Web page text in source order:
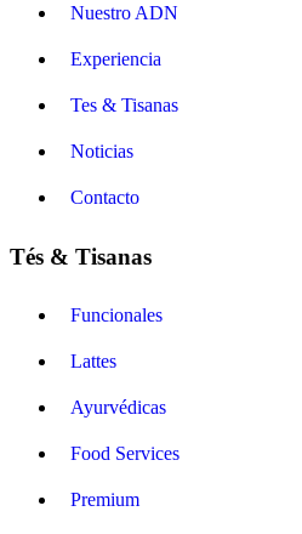
Nuestro ADN
Experiencia
Tes & Tisanas
Noticias
Contacto
Tés & Tisanas
Funcionales
Lattes
Ayurvédicas
Food Services
Premium